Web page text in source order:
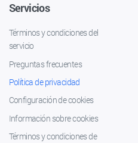
Servicios
Términos y condiciones del
servicio
Preguntas frecuentes
Política de privacidad
Configuración de cookies
Información sobre cookies
Términos y condiciones de